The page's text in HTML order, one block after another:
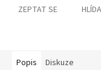
ZEPTAT SE
Popis Diskuze